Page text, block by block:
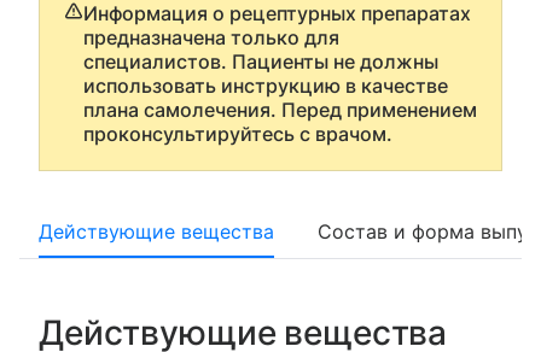
Информация о рецептурных препаратах
предназначена только для
специалистов. Пациенты не должны
использовать инструкцию в качестве
плана самолечения. Перед применением
проконсультируйтесь с врачом.
Действующие вещества Состав и форма
Действующие вещества